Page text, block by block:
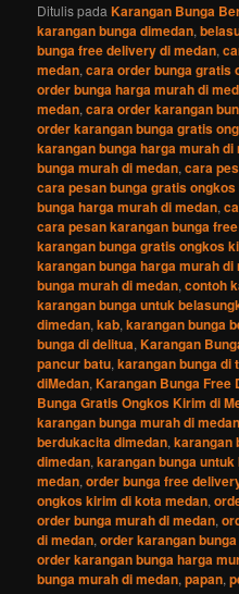
Ditulis pada Karangan Bunga
karangan bunga dimedan,
bunga free delivery di medan,
medan,cara order bunga gratis
order bunga harga murah di
medan,cara order karangan
order karangan bunga gratis
karangan bunga harga murah di
bunga murah di medan,cara
cara pesan bunga gratis
bunga harga murah di medan,
cara pesan karangan bunga
karangan bunga gratis ongkos
karangan bunga harga murah di
bunga murah di medan,contoh
karangan bunga untuk
dimedan,kab,karangan bunga
bunga di delitua,Karangan
pancur batu,karangan bunga di
diMedan,Karangan Bunga Free
Bunga Gratis Ongkos Kirim di
karangan bunga murah di medan
berdukacita dimedan,karangan
dimedan,karangan bunga
medan,order bunga free
ongkos kirim di kota medan,
order bunga murah di medan,
di medan,order karangan
order karangan bunga harga
bunga murah di medan,papan,